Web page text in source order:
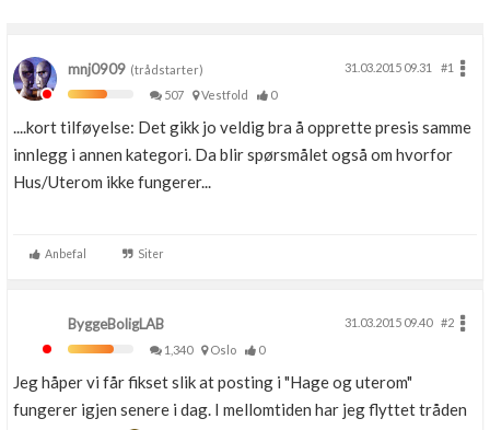
mnj0909 (trådstarter) 31.03.2015 09.31
#1
507
Vestfold 0
....kort tilføyelse: Det gikk jo veldig bra å opprette presis samme
innlegg i annen kategori. Da blir spørsmålet også om hvorfor
Hus/Uterom ikke fungerer...
Anbefal Siter
ByggeBoligLAB 31.03.2015 09.40
#2
1,340
Oslo 0
Jeg håper vi får fikset slik at posting i "Hage og uterom"
fungerer igjen senere i dag. I mellomtiden har jeg flyttet tråden